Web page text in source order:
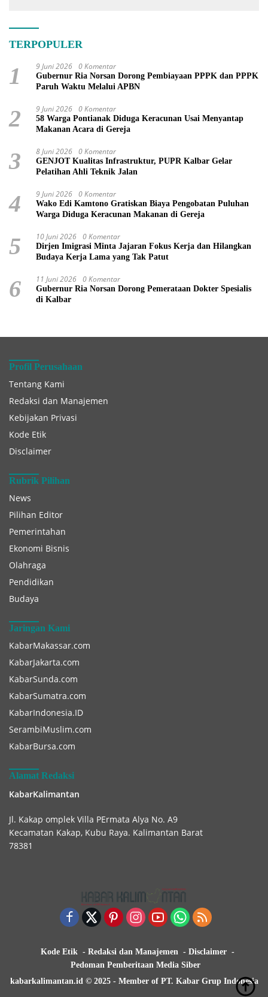
TERPOPULER
1 9 Juni 2026 0 Komentar
Gubernur Ria Norsan Dorong Pembiayaan PPPK dan PPPK
Paruh Waktu Melalui APBN
2 9 Juni 2026 0 Komentar
58 Warga Pontianak Diduga Keracunan Usai Menyantap
Makanan Acara di Gereja
3 8 Juni 2026 0 Komentar
GENJOT Kualitas Infrastruktur, PUPR Kalbar Gelar
Pelatihan Ahli Teknik Jalan
4 9 Juni 2026 0 Komentar
Wako Edi Kamtono Gratiskan Biaya Pengobatan Puluhan
Warga Diduga Keracunan Makanan di Gereja
5 10 Juni 2026 0 Komentar
Dirjen Imigrasi Minta Jajaran Fokus Kerja dan Hilangkan
Budaya Kerja Lama yang Tak Patut
6 11 Juni 2026 0 Komentar
Gubernur Ria Norsan Dorong Pemerataan Dokter Spesialis
di Kalbar
Profil Perusahaan
Tentang Kami
Redaksi dan Manajemen
Kebijakan Privasi
Kode Etik
Disclaimer
Rubrik Pilihan
News
Pilihan Editor
Pemerintahan
Ekonomi Bisnis
Olahraga
Pendidikan
Budaya
Jaringan Kami
KabarMakassar.com
KabarJakarta.com
KabarSunda.com
KabarSumatra.com
KabarIndonesia.ID
SerambiMuslim.com
KabarBursa.com
Alamat Redaksi
KabarKalimantan
Jl. Kakap omplek Villa PErmata Alya No. A9
Kecamatan Kakap, Kubu Raya. Kalimantan Barat
78381
Kode Etik Redaksi dan Manajemen
Disclaimer
Pedoman Pemberitaan Media Siber
kabarkalimantan.id © 2025 - Member of PT. Kabar Grup Indonesia